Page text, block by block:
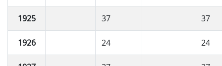
1925 37 37
1926 24 24